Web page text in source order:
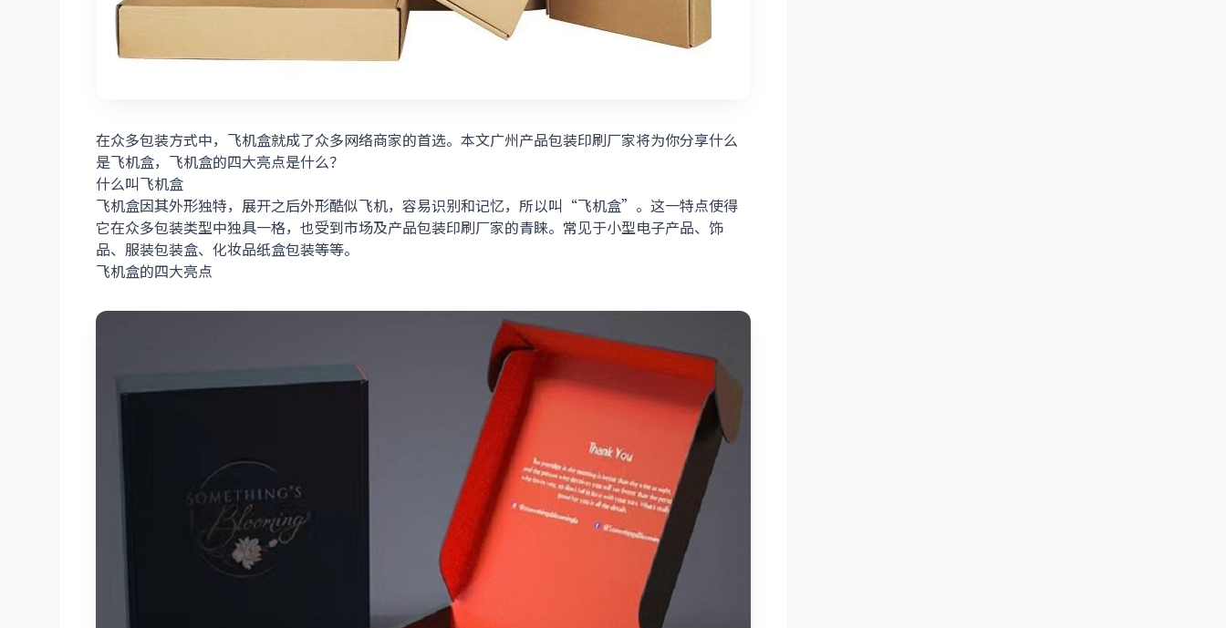
在众多包装方式中，飞机盒就成了众多网络商家的首选。本文广州产品包装印刷厂家将为你分享什么
是飞机盒，飞机盒的四大亮点是什么？
什么叫飞机盒
飞机盒因其外形独特，展开之后外形酷似飞机，容易识别和记忆，所以叫“飞机盒”。这一特点使得
它在众多包装类型中独具一格，也受到市场及产品包装印刷厂家的青睐。常见于小型电子产品、饰
品、 服装包装盒、 化妆品纸盒包装等等。
飞机盒的四大亮点